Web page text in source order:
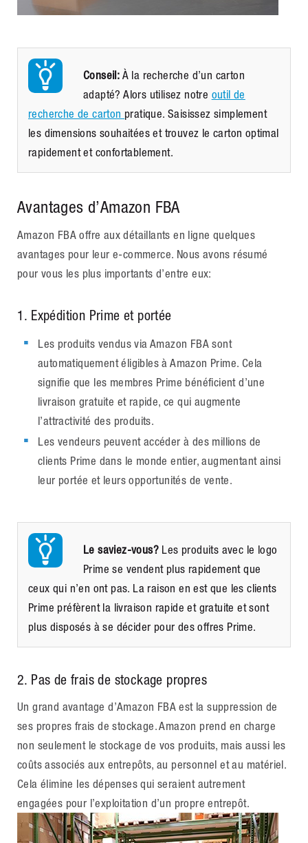
Conseil: À la recherche d’un carton
adapté? Alors utilisez notre outil de
recherche de carton pratique. Saisissez simplement
les dimensions souhaitées et trouvez le carton optimal
rapidement et confortablement.
Avantages d’Amazon FBA
Amazon FBA offre aux détaillants en ligne quelques
avantages pour leur e-commerce. Nous avons résumé
pour vous les plus importants d’entre eux:
1. Expédition Prime et portée
Les produits vendus via Amazon FBA sont
automatiquement éligibles à Amazon Prime. Cela
signifie que les membres Prime bénéficient d’une
livraison gratuite et rapide, ce qui augmente
l’attractivité des produits.
Les vendeurs peuvent accéder à des millions de
clients Prime dans le monde entier, augmentant ainsi
leur portée et leurs opportunités de vente.
Le saviez-vous? Les produits avec le logo
Prime se vendent plus rapidement que
ceux qui n’en ont pas. La raison en est que les clients
Prime préfèrent la livraison rapide et gratuite et sont
plus disposés à se décider pour des offres Prime.
2. Pas de frais de stockage propres
Un grand avantage d’Amazon FBA est la suppression de
ses propres frais de stockage. Amazon prend en charge
non seulement le stockage de vos produits, mais aussi les
coûts associés aux entrepôts, au personnel et au matériel.
Cela élimine les dépenses qui seraient autrement
engagées pour l’exploitation d’un propre entrepôt.